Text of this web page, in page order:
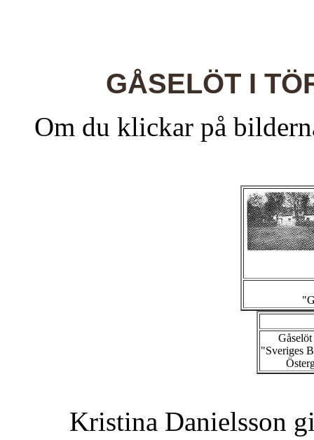
GÅSELÖT I
Om du klickar på
"Sveriges
Kristina Danielsson